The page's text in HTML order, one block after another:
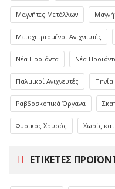
Μαγνήτες Μετάλλων
Μεταχειρισμένοι Ανιχνευτές
Νέα Προϊόντα Νέα
Παλμικοί Ανιχνευτές Πηνία
Ραβδοσκοπικά Όργανα
Φυσικός Χρυσός Χωρίς
ΕΤΙΚΈΤΕΣ